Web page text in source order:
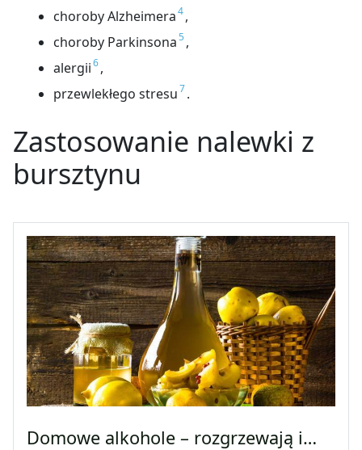
choroby Alzheimera4,
choroby Parkinsona5 ,
alergii6,
przewlekłego stresu7.
Zastosowanie nalewki z
bursztynu
Domowe alkohole – rozgrzewają i…